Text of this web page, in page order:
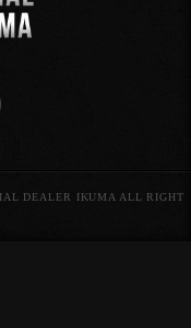
DEALER IKUMA ALL RIGHT